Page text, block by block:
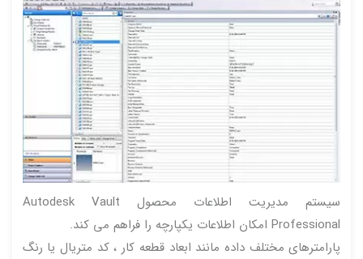
سیستم مدیریت اطلاعات محصول Autodesk Vault
Professional امکان اطلاعات یکپارچه را فراهم می کند.
پارامترهای مختلف داده مانند ابعاد قطعه کار ، کد متریال یا رنگ